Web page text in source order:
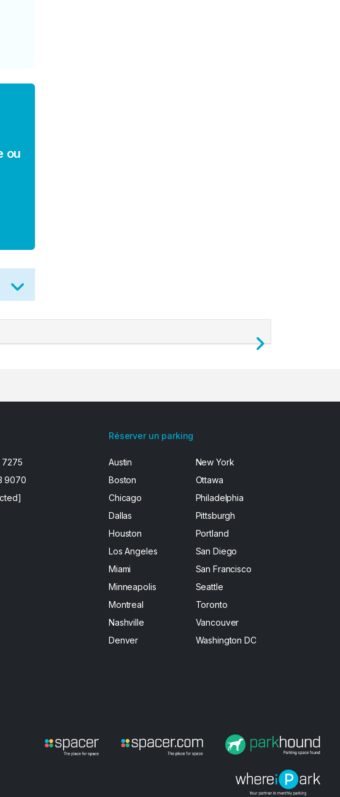
ou
Next
7275
9070
Réserver un parking
Austin
Boston
Chicago
Dallas
Houston
Los Angeles
Miami
Minneapolis
Montreal
Nashville
Denver
New York
Ottawa
Philadelphia
Pittsburgh
Portland
San Diego
San Francisco
Seattle
Toronto
Vancouver
Washington DC